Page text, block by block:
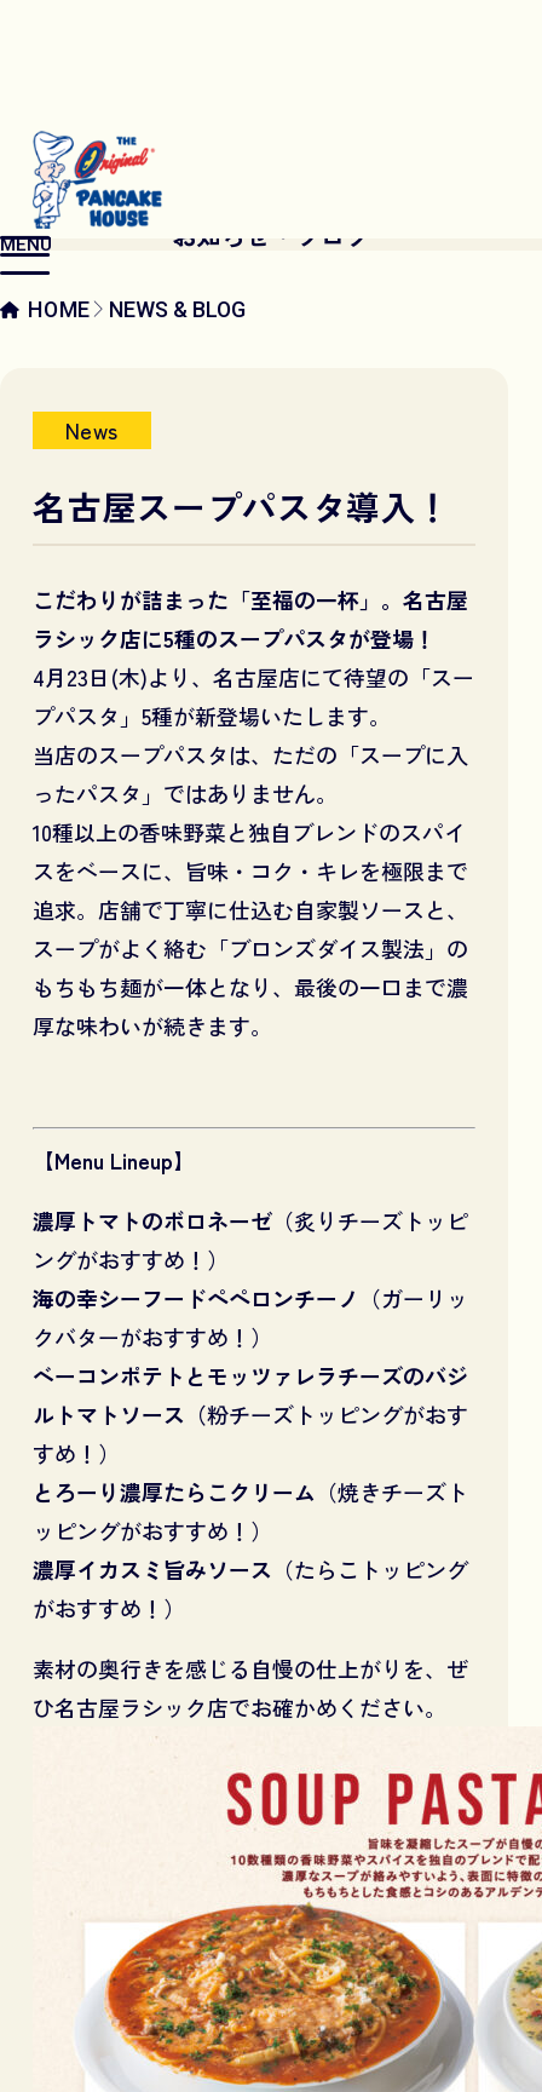
MENU
NEWS & BLOG
お知らせ・ブログ
HOME NEWS & BLOG
News
名古屋スープパスタ導入！
こだわりが詰まった「至福の一杯」。名古屋
ラシック店に5種のスープパスタが登場！
4月23日(木)より、名古屋店にて待望の「スー
プパスタ」5種が新登場いたします。
当店のスープパスタは、ただの「スープに入
ったパスタ」ではありません。
10種以上の香味野菜と独自ブレンドのスパイ
スをベースに、旨味・コク・キレを極限まで
追求。店舗で丁寧に仕込む自家製ソースと、
スープがよく絡む「ブロンズダイス製法」の
もちもち麺が一体となり、最後の一口まで濃
厚な味わいが続きます。
【Menu Lineup】
濃厚トマトのボロネーゼ（炙りチーズトッピ
ングがおすすめ！）
海の幸シーフードペペロンチーノ
（ガーリッ
クバターがおすすめ！）
ベーコンポテトとモッツァレラチーズのバジ
ルトマトソース（粉チーズトッピングがおす
すめ！）
とろーり濃厚たらこクリーム （焼きチーズト
ッピングがおすすめ！）
濃厚イカスミ旨みソース （たらこトッピング
がおすすめ！）
素材の奥行きを感じる自慢の仕上がりを、ぜ
ひ名古屋ラシック店でお確かめください。